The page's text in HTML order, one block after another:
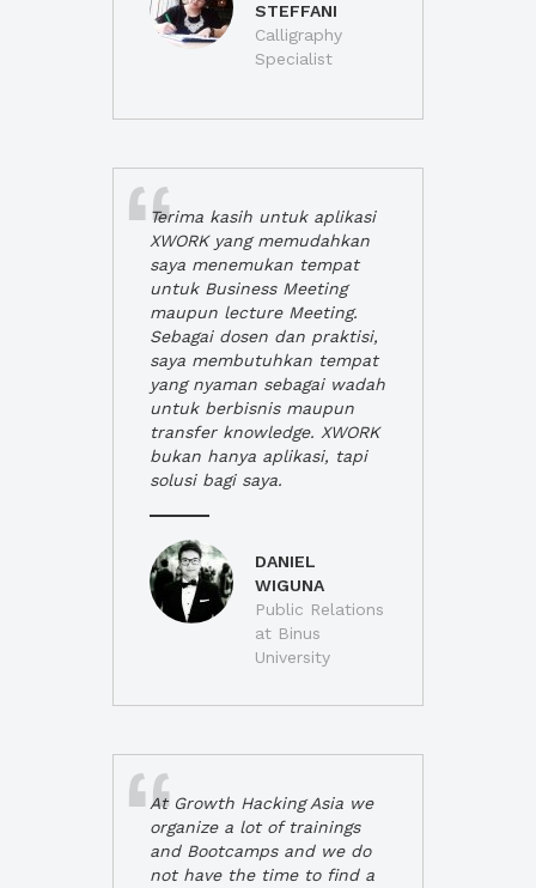
STEFFANI
Calligraphy
Specialist
Terima kasih untuk aplikasi
XWORK yang memudahkan
saya menemukan tempat
untuk Business Meeting
maupun lecture Meeting.
Sebagai dosen dan praktisi,
saya membutuhkan tempat
yang nyaman sebagai wadah
untuk berbisnis maupun
transfer knowledge. XWORK
bukan hanya aplikasi, tapi
solusi bagi saya.
DANIEL
WIGUNA
Public Relations
at Binus
University
At Growth Hacking Asia we
organize a lot of trainings
and Bootcamps and we do
not have the time to find a